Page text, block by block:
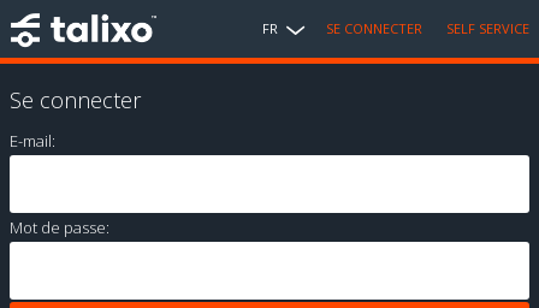
FR SE CONNECTER SELF SERVICE
Se connecter
E-mail:
Mot de passe: